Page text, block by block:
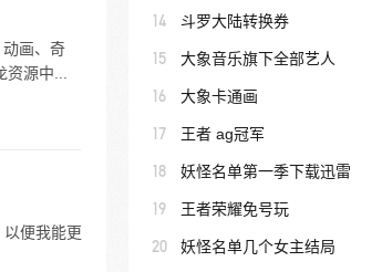
画、奇
源中...
便我能更
14 斗罗大陆转换券
15 大象音乐旗下全部艺人
16 大象卡通画
17 王者 ag冠军
18 妖怪名单第一季下载迅雷
19 王者荣耀免号玩
20 妖怪名单几个女主结局